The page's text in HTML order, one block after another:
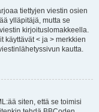
tiettyjen viestin osien
ylläpitäjä, mutta se
kirjoituslomakkeella.
käyttävät < ja > merkkien
kautta.
siten, että se toimisi